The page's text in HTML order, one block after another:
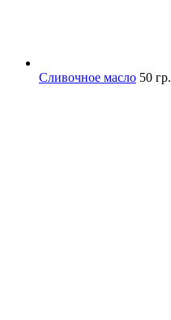
Сливочное масло 50 гр.